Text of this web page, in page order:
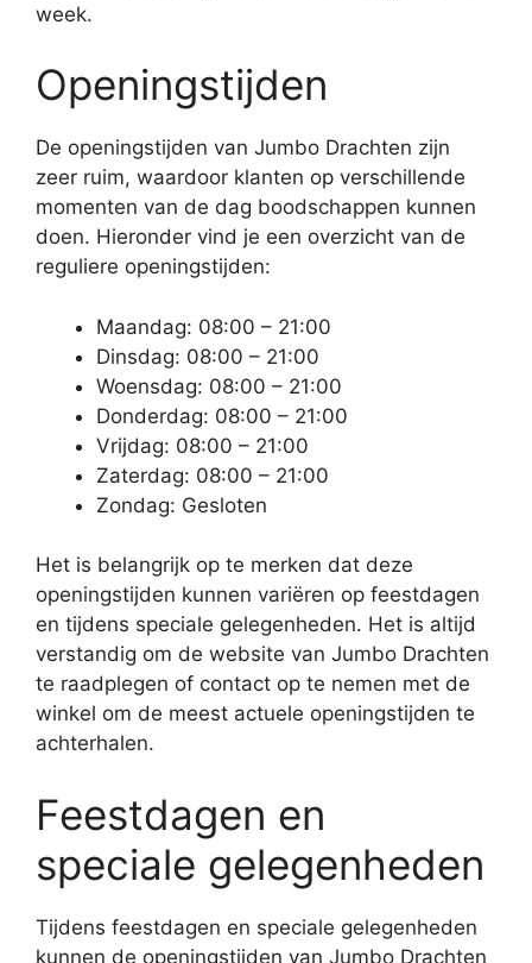
week.
Openingstijden
De openingstijden van Jumbo Drachten zijn
zeer ruim, waardoor klanten op verschillende
momenten van de dag boodschappen kunnen
doen. Hieronder vind je een overzicht van de
reguliere openingstijden:
Maandag: 08:00 – 21:00
Dinsdag: 08:00 – 21:00
Woensdag: 08:00 – 21:00
Donderdag: 08:00 – 21:00
Vrijdag: 08:00 – 21:00
Zaterdag: 08:00 – 21:00
Zondag: Gesloten
Het is belangrijk op te merken dat deze
openingstijden kunnen variëren op feestdagen
en tijdens speciale gelegenheden. Het is altijd
verstandig om de website van Jumbo Drachten
te raadplegen of contact op te nemen met de
winkel om de meest actuele openingstijden te
achterhalen.
Feestdagen en
speciale gelegenheden
Tijdens feestdagen en speciale gelegenheden
kunnen de openingstijden van Jumbo Drachten